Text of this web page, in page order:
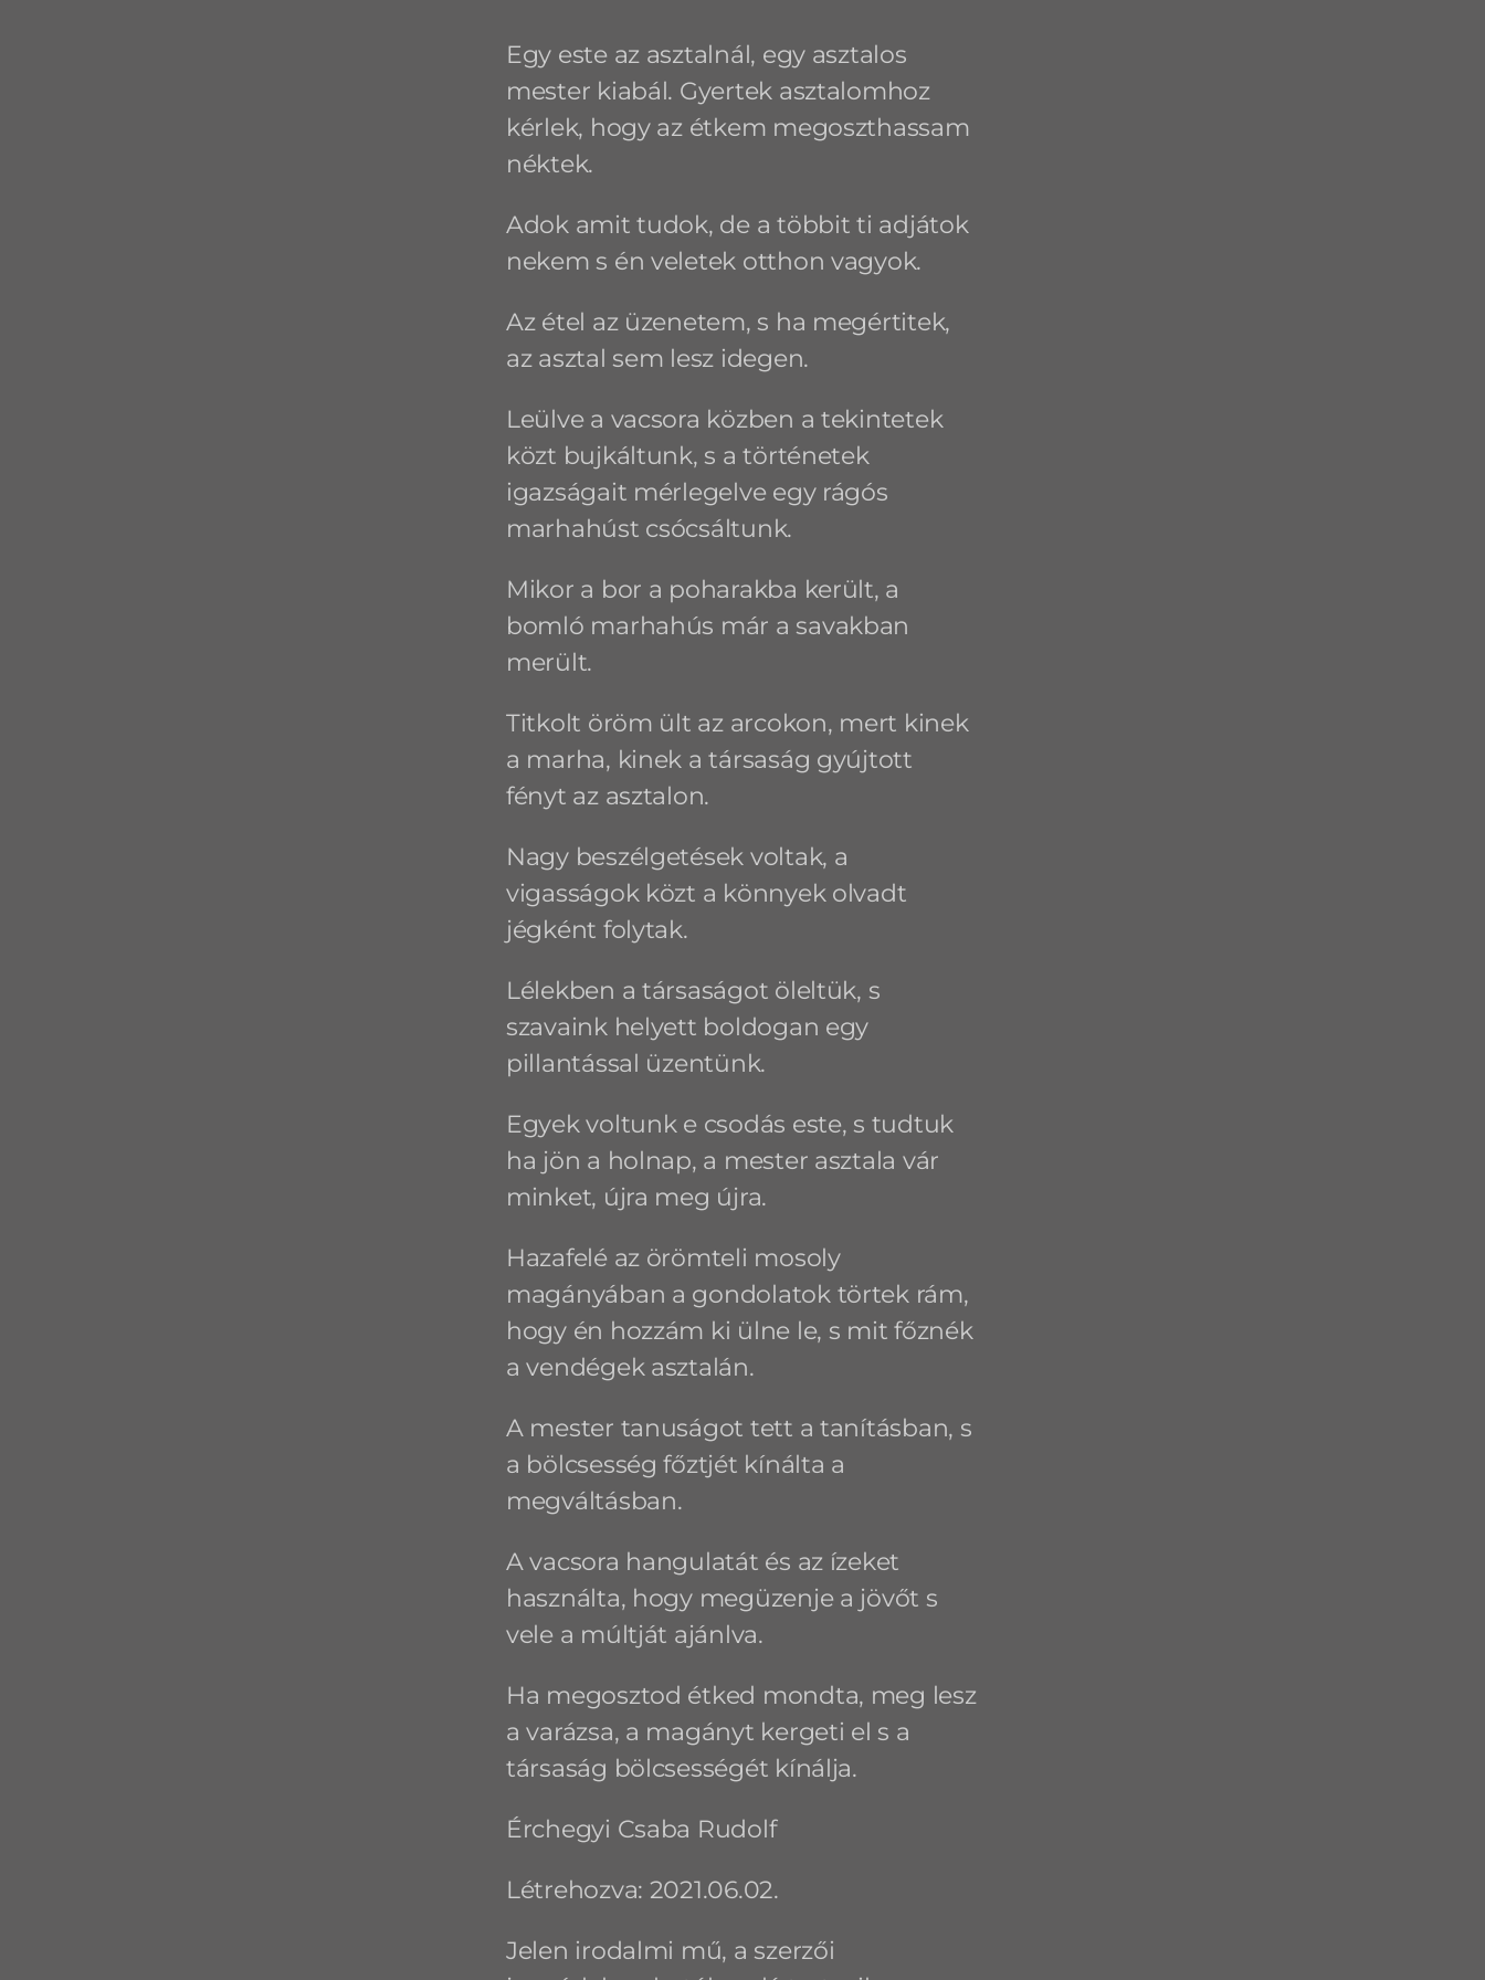
Egy este az asztalnál, egy asztalos
mester kiabál. Gyertek asztalomhoz
kérlek, hogy az étkem megoszthassam
néktek.
Adok amit tudok, de a többit ti adjátok
nekem s én veletek otthon vagyok.
Az étel az üzenetem, s ha megértitek,
az asztal sem lesz idegen.
Leülve a vacsora közben a tekintetek
közt bujkáltunk, s a történetek
igazságait mérlegelve egy rágós
marhahúst csócsáltunk.
Mikor a bor a poharakba került, a
bomló marhahús már a savakban
merült.
Titkolt öröm ült az arcokon, mert kinek
a marha, kinek a társaság gyújtott
fényt az asztalon.
Nagy beszélgetések voltak, a
vigasságok közt a könnyek olvadt
jégként folytak.
Lélekben a társaságot öleltük, s
szavaink helyett boldogan egy
pillantással üzentünk.
Egyek voltunk e csodás este, s tudtuk
ha jön a holnap, a mester asztala vár
minket, újra meg újra.
Hazafelé az örömteli mosoly
magányában a gondolatok törtek rám,
hogy én hozzám ki ülne le, s mit főznék
a vendégek asztalán.
A mester tanuságot tett a tanításban, s
a bölcsesség főztjét kínálta a
megváltásban.
A vacsora hangulatát és az ízeket
használta, hogy megüzenje a jövőt s
vele a múltját ajánlva.
Ha megosztod étked mondta, meg lesz
a varázsa, a magányt kergeti el s a
társaság bölcsességét kínálja.
Érchegyi Csaba Rudolf
Létrehozva: 2021.06.02.
Jelen irodalmi mű, a szerzői